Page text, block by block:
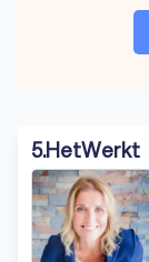
5.HetWerkt